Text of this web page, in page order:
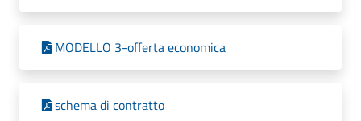
MODELLO 3-offerta economica
schema di contratto